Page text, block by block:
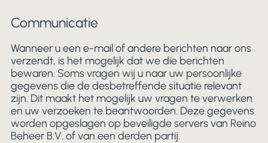
Communicatie
Wanneer u een e-mail of andere berichten naar ons
verzendt, is het mogelijk dat we die berichten
bewaren. Soms vragen wij u naar uw persoonlijke
gegevens die de desbetreffende situatie relevant
zijn. Dit maakt het mogelijk uw vragen te verwerken
en uw verzoeken te beantwoorden. Deze gegevens
worden opgeslagen op beveiligde servers van Reino
Beheer B.V. of van een derden partij.